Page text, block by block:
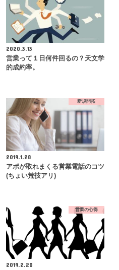
2020.3.13
営業って１日何件回るの？天文学
的成約率。
新規開拓
2019.1.28
アポが取れまくる営業電話のコツ
(ちょい荒技アリ)
営業の心得
2019.2.20